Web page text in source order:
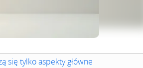
się tylko aspekty główne